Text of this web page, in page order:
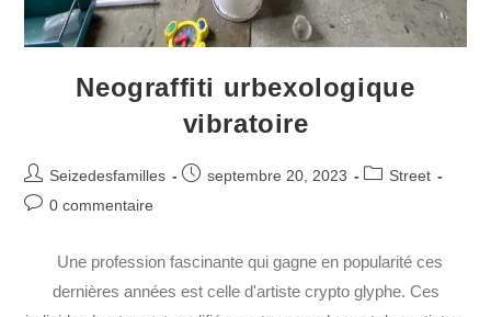
Neograffiti urbexologique
vibratoire
Seizedesfamilles septembre 20, 2023
Street
0 commentaire
Une profession fascinante qui gagne en popularité ces
dernières années est celle d'artiste crypto glyphe. Ces